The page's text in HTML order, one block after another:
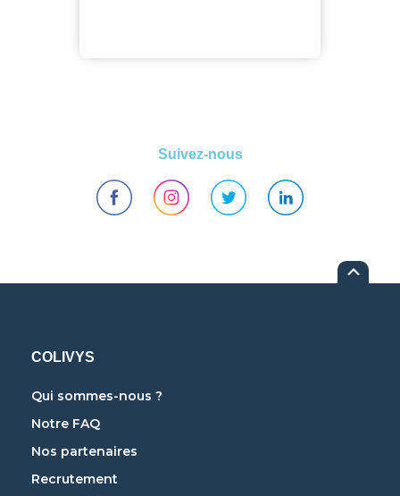
Suivez-nous
COLIVYS
Qui sommes-nous ?
Notre FAQ
Nos partenaires
Recrutement